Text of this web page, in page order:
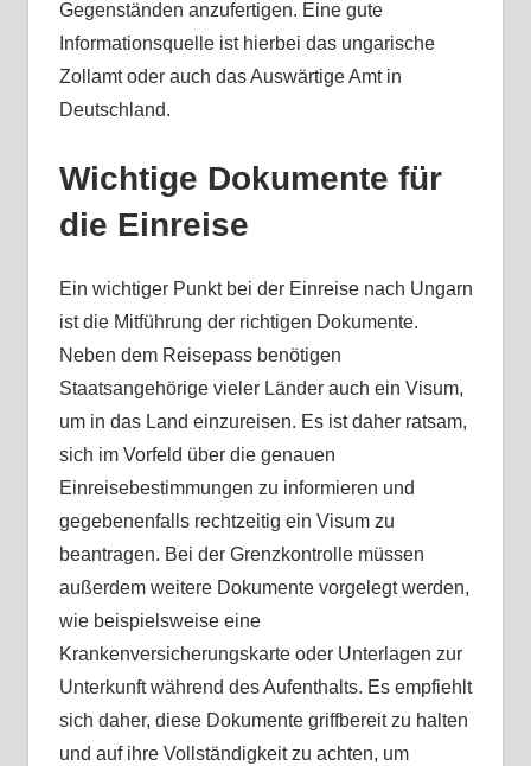
Gegenständen anzufertigen. Eine gute
Informationsquelle ist hierbei das ungarische
Zollamt oder auch das Auswärtige Amt in
Deutschland.
Wichtige Dokumente für
die Einreise
Ein wichtiger Punkt bei der Einreise nach Ungarn
ist die Mitführung der richtigen Dokumente.
Neben dem Reisepass benötigen
Staatsangehörige vieler Länder auch ein Visum,
um in das Land einzureisen. Es ist daher ratsam,
sich im Vorfeld über die genauen
Einreisebestimmungen zu informieren und
gegebenenfalls rechtzeitig ein Visum zu
beantragen. Bei der Grenzkontrolle müssen
außerdem weitere Dokumente vorgelegt werden,
wie beispielsweise eine
Krankenversicherungskarte oder Unterlagen zur
Unterkunft während des Aufenthalts. Es empfiehlt
sich daher, diese Dokumente griffbereit zu halten
und auf ihre Vollständigkeit zu achten, um